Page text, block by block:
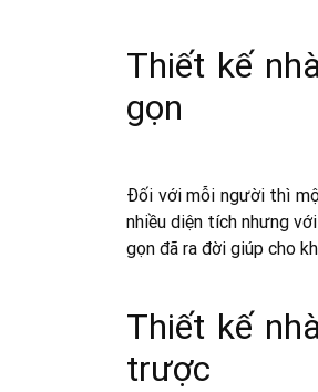
Thiết kế
gọn
Đối với mỗi người thì
nhiều diện tích nhưng
gọn đã ra đời giúp cho
Thiết kế
trược